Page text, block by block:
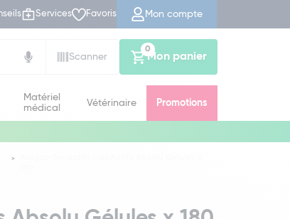
Services Favoris Mon compte
Scanner
Mon panier
0
Matériel
médical
Vétérinaire Promotions